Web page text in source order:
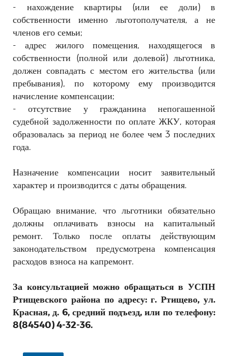
- нахождение квартиры (или ее доли) в
собственности именно льготополучателя, а не
членов его семьи;
- адрес жилого помещения, находящегося в
собственности (полной или долевой) льготника,
должен совпадать с местом его жительства (или
пребывания), по которому ему производится
начисление компенсации;
- отсутствие у гражданина непогашенной
судебной задолженности по оплате ЖКУ, которая
образовалась за период не более чем 3 последних
года.
Назначение компенсации носит заявительный
характер и производится с даты обращения.
Обращаю внимание, что льготники обязательно
должны оплачивать взносы на капитальный
ремонт. Только после оплаты действующим
законодательством предусмотрена компенсация
расходов взноса на капремонт.
За консультацией можно обращаться в УСПН
Ртищевского района по адресу: г. Ртищево, ул.
Красная, д. 6, средний подъезд, или по телефону:
8(84540) 4-32-36.